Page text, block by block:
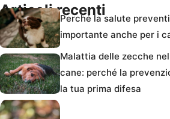
Articoli recenti
Perché la salute
importante anche per i
Malattia delle zecche nel
cane: perché la
la tua prima difesa